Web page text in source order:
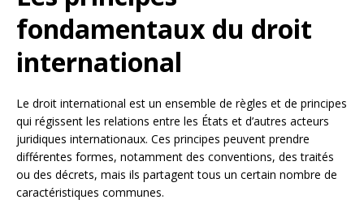
fondamentaux du droit
international
Le droit international est un ensemble de règles et de principes
qui régissent les relations entre les États et d’autres acteurs
juridiques internationaux. Ces principes peuvent prendre
différentes formes, notamment des conventions, des traités
ou des décrets, mais ils partagent tous un certain nombre de
caractéristiques communes.